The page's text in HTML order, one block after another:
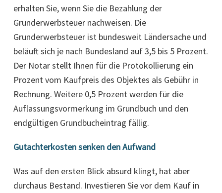
erhalten Sie, wenn Sie die Bezahlung der
Grunderwerbsteuer nachweisen. Die
Grunderwerbsteuer ist bundesweit Ländersache und
beläuft sich je nach Bundesland auf 3,5 bis 5 Prozent.
Der Notar stellt Ihnen für die Protokollierung ein
Prozent vom Kaufpreis des Objektes als Gebühr in
Rechnung. Weitere 0,5 Prozent werden für die
Auflassungsvormerkung im Grundbuch und den
endgültigen Grundbucheintrag fällig.
Gutachterkosten senken den Aufwand
Was auf den ersten Blick absurd klingt, hat aber
durchaus Bestand. Investieren Sie vor dem Kauf in